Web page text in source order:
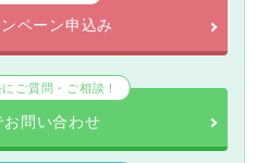
ペーン申込み
ご質問・ご相談！
問い合わせ